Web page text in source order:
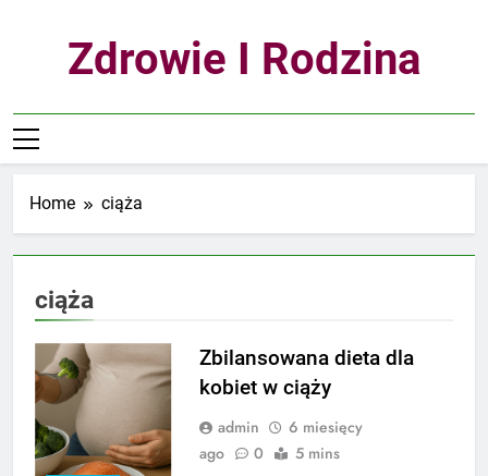
Zdrowie I Rodzina
Home ciąża
ciąża
Zbilansowana dieta dla
kobiet w ciąży
admin
6 miesięcy
ago
0 5 mins